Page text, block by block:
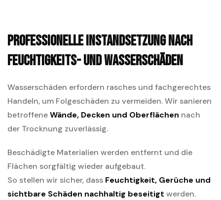
Professionelle Instandsetzung nach
Feuchtigkeits- und Wasserschäden
Wasserschäden erfordern rasches und fachgerechtes
Handeln, um Folgeschäden zu vermeiden. Wir sanieren
betroffeneWände, Decken und Oberflächen nach
der Trocknung zuverlässig.
Beschädigte Materialien werden entfernt und die
Flächen sorgfältig wieder aufgebaut.
So stellen wir sicher, dass Feuchtigkeit, Gerüche und
sichtbare Schäden nachhaltig beseitigt werden.